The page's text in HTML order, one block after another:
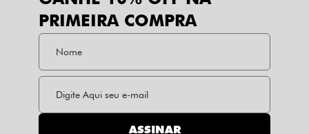
PRIMEIRA COMPRA
ASSINAR